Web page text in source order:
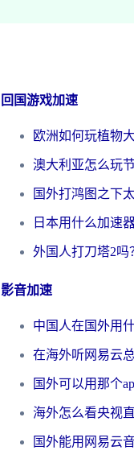
回国游戏加速
影音加速